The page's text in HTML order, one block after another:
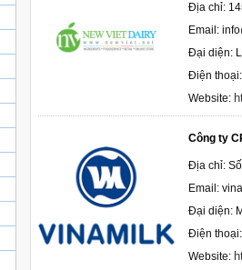
Địa chỉ:
Email:
Đại diện:
Điện
Website:
Công ty
Địa chỉ:
Email:
Đại diện:
Điện
Website: